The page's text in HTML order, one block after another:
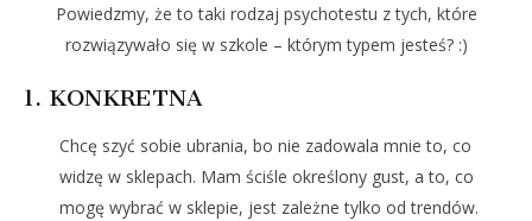
Powiedzmy, że to taki rodzaj psychotestu z tych, które
rozwiązywało się w szkole – którym typem jesteś? :)
1. KONKRETNA
Chcę szyć sobie ubrania, bo nie zadowala mnie to, co
widzę w sklepach. Mam ściśle określony gust, a to, co
mogę wybrać w sklepie, jest zależne tylko od trendów.